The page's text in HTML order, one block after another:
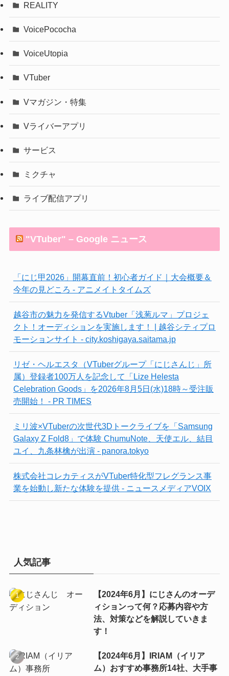
REALITY
VoicePococha
VoiceUtopia
VTuber
Vマガジン・特集
Vライバーアプリ
サービス
ミクチャ
ライブ配信アプリ
"VTuber" – Google ニュース
「にじ甲2026」開幕直前！初心者ガイド｜大会概要＆
今年の見どころ - アニメイトタイムズ
越谷市の魅力を発信するVtuber「浅葱ルマ」プロジェ
クト！オーディションを実施します！ | 越谷シティプロ
モーションサイト - city.koshigaya.saitama.jp
リゼ・ヘルエスタ（VTuberグループ「にじさんじ」所
属）登録者100万人を記念して「Lize Helesta
Celebration Goods」を2026年8月5日(水)18時～受注販
売開始！ - PR TIMES
ミリ波×VTuberの次世代3Dトークライブを「Samsung
Galaxy Z Fold8」で体験 ChumuNote、天使エル、結目
ユイ、九条林檎が出演 - panora.tokyo
株式会社コレカティスがVTuber特化型フレグランス事
業を始動し新たな体験を提供 - ニュースメディアVOIX
人気記事
【2024年6月】にじさんのオーデ
ィションって何？応募内容や方
法、対策などを解説していきま
す！
【2024年6月】IRIAM（イリア
ム）おすすめ事務所14社、大手事